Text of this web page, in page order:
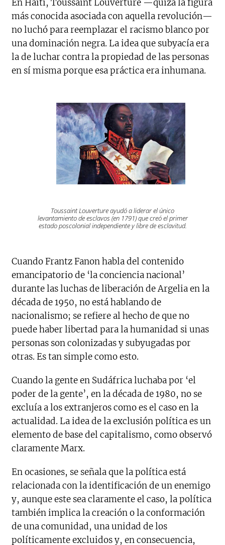
En Haití, Toussaint Louverture —quizá la figura
más conocida asociada con aquella revolución—
no luchó para reemplazar el racismo blanco por
una dominación negra. La idea que subyacía era
la de luchar contra la propiedad de las personas
en sí misma porque esa práctica era inhumana.
Toussaint Louverture ayudó a liderar el único
levantamiento de esclavos (en 1791) que creó el primer
estado poscolonial independiente y libre de esclavitud.
Cuando Frantz Fanon habla del contenido
emancipatorio de ‘la conciencia nacional’
durante las luchas de liberación de Argelia en la
década de 1950, no está hablando de
nacionalismo; se refiere al hecho de que no
puede haber libertad para la humanidad si unas
personas son colonizadas y subyugadas por
otras. Es tan simple como esto.
Cuando la gente en Sudáfrica luchaba por ‘el
poder de la gente’, en la década de 1980, no se
excluía a los extranjeros como es el caso en la
actualidad. La idea de la exclusión política es un
elemento de base del capitalismo, como observó
claramente Marx.
En ocasiones, se señala que la política está
relacionada con la identificación de un enemigo
y, aunque este sea claramente el caso, la política
también implica la creación o la conformación
de una comunidad, una unidad de los
políticamente excluidos y, en consecuencia,